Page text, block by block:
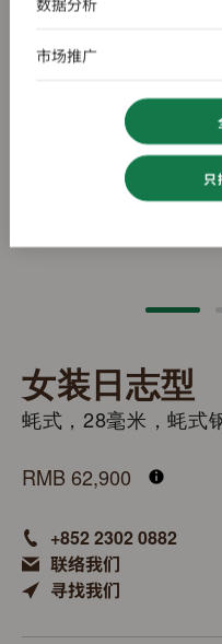
女装日志型
蚝式，28毫米，蚝式
RMB 62,900
+852 2302 0882
联络我们
寻找我们
市场推广
只